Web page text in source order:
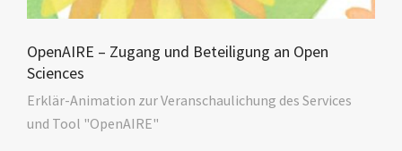
OpenAIRE – Zugang und Beteiligung an Open
Sciences
Erklär-Animation zur Veranschaulichung des Services
und Tool "OpenAIRE"